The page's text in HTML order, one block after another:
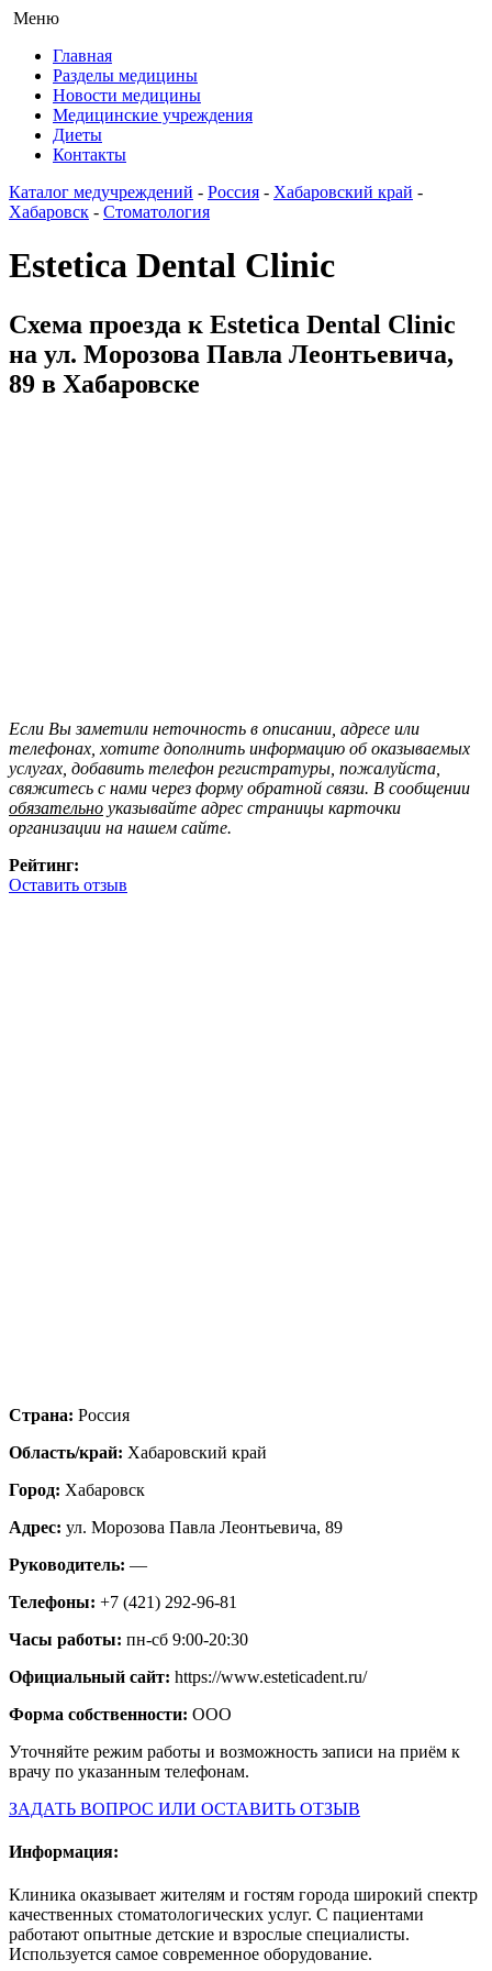
Меню
Главная
Разделы медицины
Новости медицины
Медицинские учреждения
Диеты
Контакты
Каталог медучреждений - Россия - Хабаровский край -
Хабаровск - Стоматология
Estetica Dental Clinic
Схема проезда к Estetica Dental Clinic
на ул. Морозова Павла Леонтьевича,
89 в Хабаровске
Если Вы заметили неточность в описании, адресе или
телефонах, хотите дополнить информацию об оказываемых
услугах, добавить телефон регистратуры, пожалуйста,
свяжитесь с нами через форму обратной связи. В сообщении
обязательно указывайте адрес страницы карточки
организации на нашем сайте.
Рейтинг:
Оставить отзыв
Страна: Россия
Область/край: Хабаровский край
Город: Хабаровск
Адрес: ул. Морозова Павла Леонтьевича, 89
Руководитель: —
Телефоны: +7 (421) 292-96-81
Часы работы: пн-сб 9:00-20:30
Официальный сайт: https://www.esteticadent.ru/
Форма собственности: ООО
Уточняйте режим работы и возможность записи на приём к
врачу по указанным телефонам.
ЗАДАТЬ ВОПРОС ИЛИ ОСТАВИТЬ ОТЗЫВ
Информация:
Клиника оказывает жителям и гостям города широкий спектр
качественных стоматологических услуг. С пациентами
работают опытные детские и взрослые специалисты.
Используется самое современное оборудование.